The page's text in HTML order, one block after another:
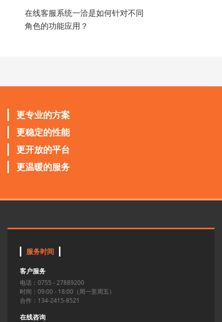
在线客服系统一洽是如何针对不同
角色的功能应用？
更专业的方案
更稳定的性能
更开放的平台
更温暖的服务
服务时间
客户服务
电话：0755 - 27889200
时间：09:00 - 18:00（周一至周五）
合作：134-2415-8521
在线咨询